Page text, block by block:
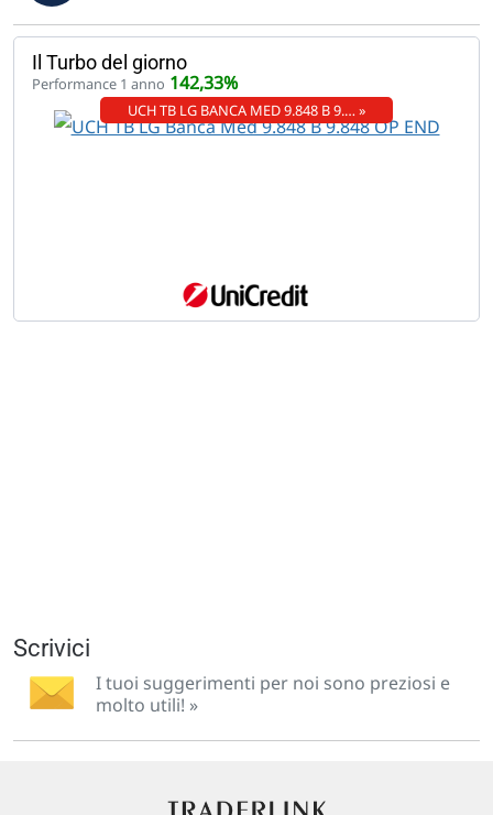
Il Turbo del giorno
Performance 1 anno 142,33%
UCH TB LG BANCA MED 9.848 B 9.… »
Scrivici
I tuoi suggerimenti per noi sono preziosi e
molto utili! »